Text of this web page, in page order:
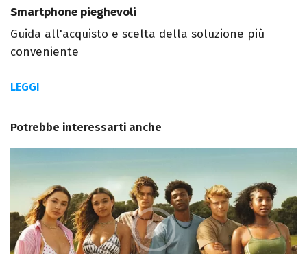
Smartphone pieghevoli
Guida all'acquisto e scelta della soluzione più
conveniente
LEGGI
Potrebbe interessarti anche